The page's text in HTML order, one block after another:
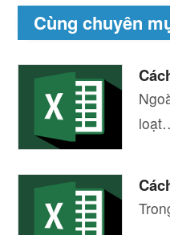
Cùng chuyên